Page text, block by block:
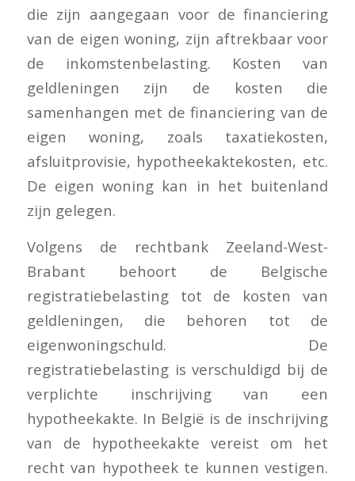
die zijn aangegaan voor de financiering
van de eigen woning, zijn aftrekbaar voor
de inkomstenbelasting. Kosten van
geldleningen zijn de kosten die
samenhangen met de financiering van de
eigen woning, zoals taxatiekosten,
afsluitprovisie, hypotheekaktekosten, etc.
De eigen woning kan in het buitenland
zijn gelegen.
Volgens de rechtbank Zeeland-West-
Brabant behoort de Belgische
registratiebelasting tot de kosten van
geldleningen, die behoren tot de
eigenwoningschuld. De
registratiebelasting is verschuldigd bij de
verplichte inschrijving van een
hypotheekakte. In België is de inschrijving
van de hypotheekakte vereist om het
recht van hypotheek te kunnen vestigen.